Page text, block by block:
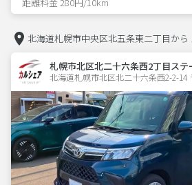
北海道札幌市中央区北五条東二丁目から
札幌市北区北二十六条西2丁目ステ
北海道札幌市北区北二十六条西2-2-14